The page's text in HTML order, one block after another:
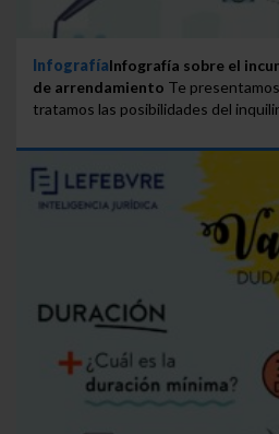
InfografíaInfografía sobre el
de arrendamiento Te
tratamos las posibilidades del